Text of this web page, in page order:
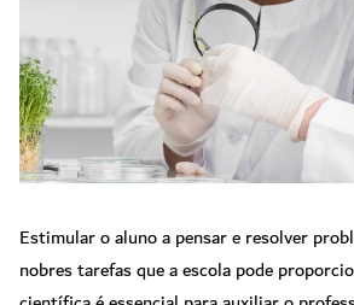
Estimular o aluno a pensar e resolver
nobres tarefas que a escola pode